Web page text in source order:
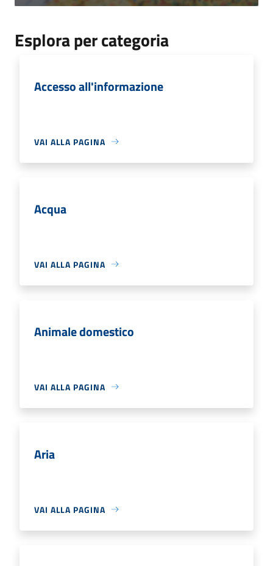
Esplora per categoria
Accesso all'informazione
VAI ALLA PAGINA
Acqua
VAI ALLA PAGINA
Animale domestico
VAI ALLA PAGINA
Aria
VAI ALLA PAGINA